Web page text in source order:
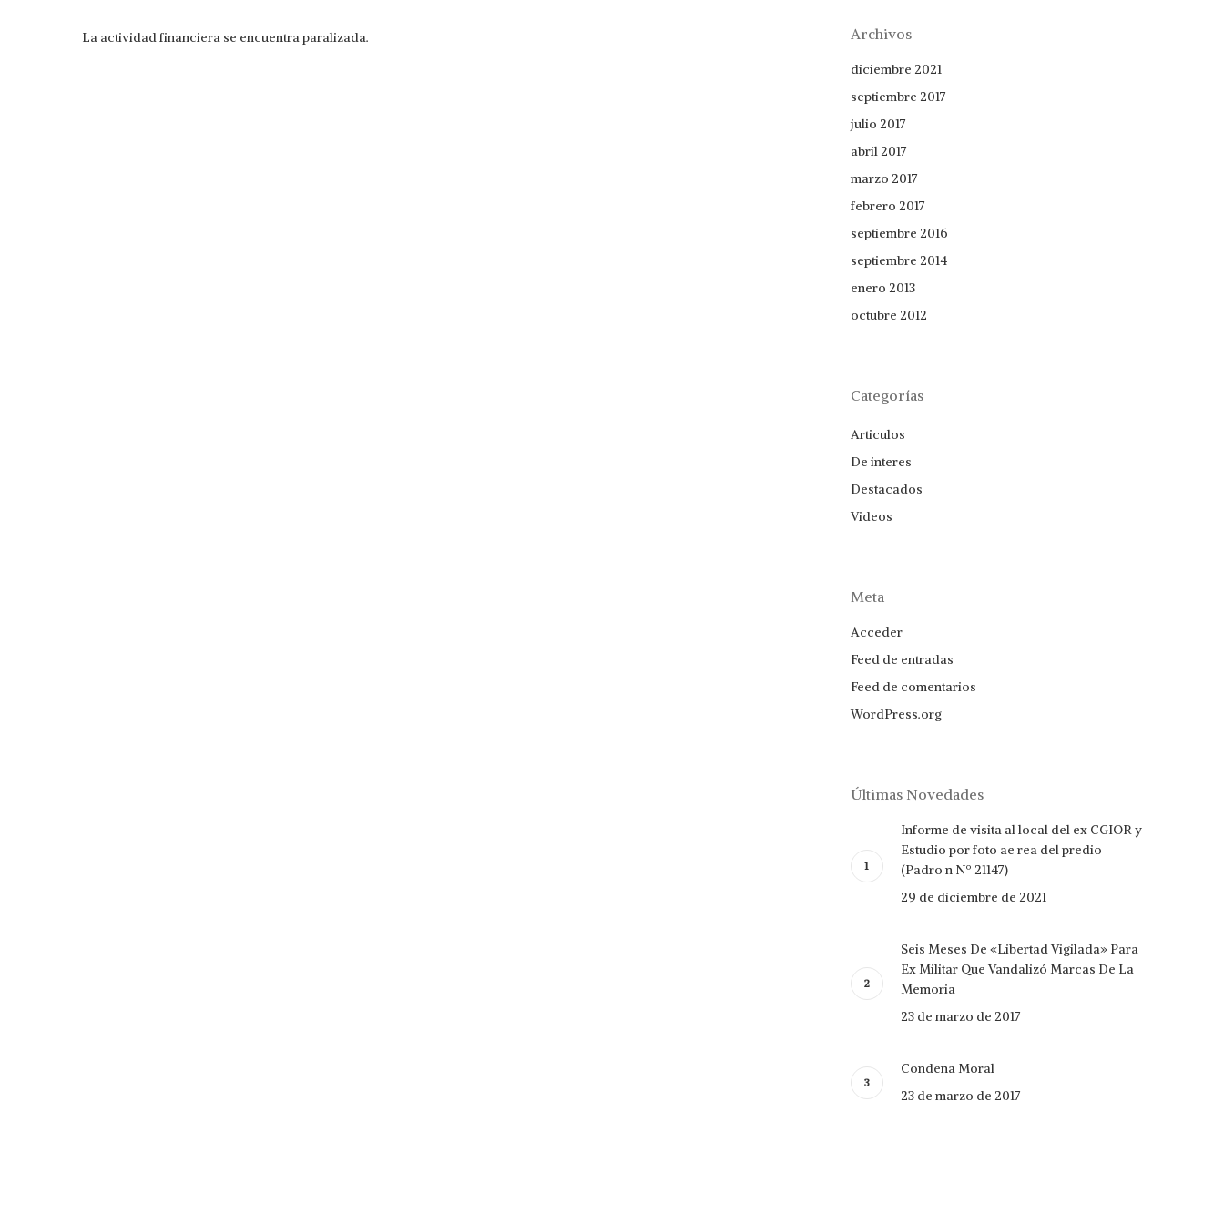
La actividad financiera se encuentra paralizada. Archivos
diciembre 2021
septiembre 2017
julio 2017
abril 2017
marzo 2017
febrero 2017
septiembre 2016
septiembre 2014
enero 2013
octubre 2012
Categorías
Articulos
De interes
Destacados
Videos
Meta
Acceder
Feed de entradas
Feed de comentarios
WordPress.org
Últimas Novedades
Informe de visita al local del ex CGIOR y
Estudio por foto ae rea del predio
(Padro n Nº 21147)
29 de diciembre de 2021
Seis Meses De «Libertad Vigilada» Para
Ex Militar Que Vandalizó Marcas De La
Memoria
23 de marzo de 2017
Condena Moral
23 de marzo de 2017